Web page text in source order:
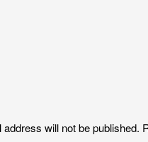
address will not be published.